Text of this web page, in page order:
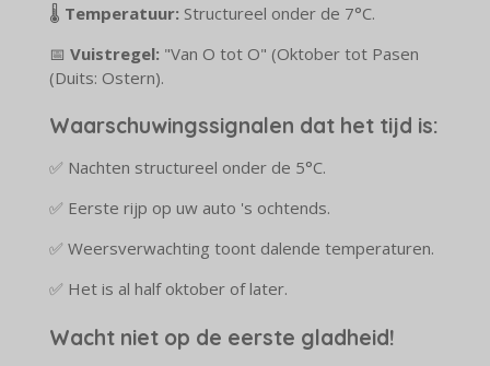
🌡️ Temperatuur: Structureel onder de 7°C.
📅 Vuistregel: "Van O tot O" (Oktober tot Pasen
(Duits: Ostern).
Waarschuwingssignalen dat het tijd is:
✅ Nachten structureel onder de 5°C.
✅ Eerste rijp op uw auto 's ochtends.
✅ Weersverwachting toont dalende temperaturen.
✅ Het is al half oktober of later.
Wacht niet op de eerste gladheid!